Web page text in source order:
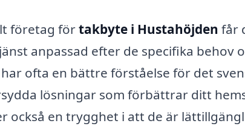
företag förtakbyte i Hustahöjden får
anpassad efter de specifika behov
ofta en bättre förståelse för det
lösningar som förbättrar ditt
också en trygghet i att de är